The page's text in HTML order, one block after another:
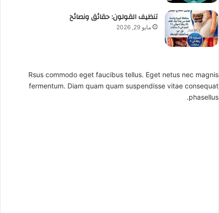
تنظيف القولون: حقائق ونصائح
مايو 29, 2026
Rsus commodo eget faucibus tellus. Eget netus nec magnis
fermentum. Diam quam quam suspendisse vitae consequat
phasellus.